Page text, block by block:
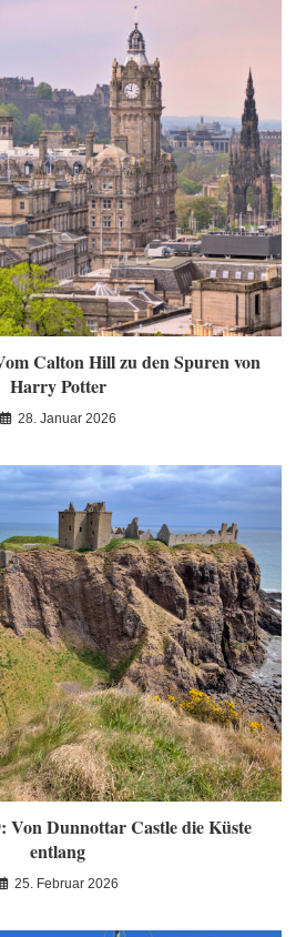
Calton Hill zu den Spuren von
Harry Potter
28. Januar 2026
Von Dunnottar Castle die Küste
entlang
25. Februar 2026